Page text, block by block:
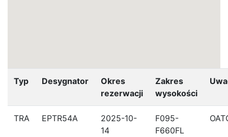
Typ Desygnator
Okres
rezerwacji
Zakres
wysokości
TRA EPTR54A
2025-10-
14
F095-
F660FL